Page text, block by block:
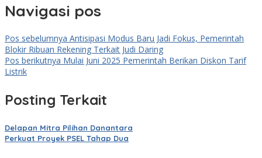
Navigasi pos
Pos sebelumnya Antisipasi Modus Baru Jadi Fokus, Pemerintah
Blokir Ribuan Rekening Terkait Judi Daring
Pos berikutnya Mulai Juni 2025 Pemerintah Berikan Diskon Tarif
Listrik
Posting Terkait
Delapan Mitra Pilihan Danantara
Perkuat Proyek PSEL Tahap Dua